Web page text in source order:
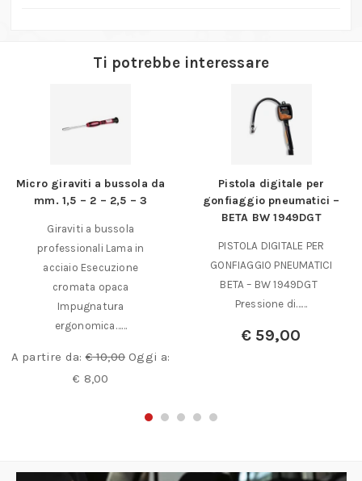
Ti potrebbe interessare
Micro giraviti a bussola da
mm. 1,5 – 2 – 2,5 – 3
Giraviti a bussola
professionali Lama in
acciaio Esecuzione
cromata opaca
Impugnatura
ergonomica……
A partire da:€10,00 Oggi a:
€ 8,00
Pistola digitale per
gonfiaggio pneumatici –
BETA BW 1949DGT
PISTOLA DIGITALE PER
GONFIAGGIO PNEUMATICI
BETA – BW 1949DGT
Pressione di……
€ 59,00